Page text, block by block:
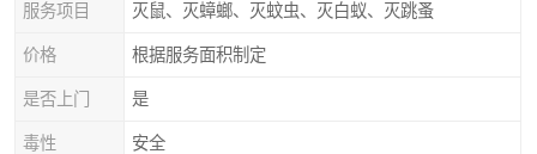
服务项目 灭鼠、灭蟑螂、灭蚊虫、灭白蚁、灭跳蚤
价格 根据服务面积制定
是否上门 是
毒性 安全